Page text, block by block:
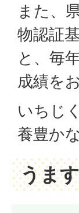
また、
物認証
と、毎
成績を
いちじ
養豊か
うま